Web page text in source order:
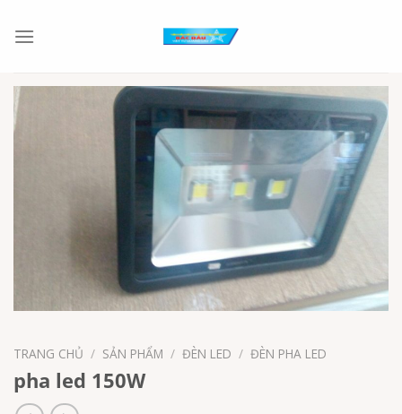
đến
TRANG CHỦ / SẢN PHẨM / ĐÈN LED / ĐÈN PHA LED
pha led 150W